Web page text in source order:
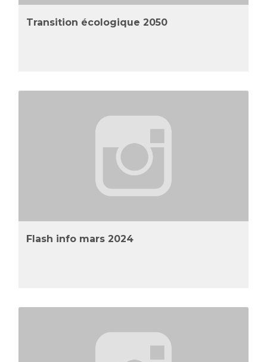
Transition écologique 2050
Flash info mars 2024